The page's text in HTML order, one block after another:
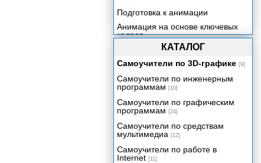
Подготовка к анимации
Анимация на основе ключевых
кадров
Использование захвата движения
Сводим все вместе
Заключение
КАТАЛОГ
Самоучители по 3D-графике [9]
Самоучители по инженерным
программам [10]
Самоучители по графическим
программам [24]
Самоучители по средствам
мультимедиа [12]
Самоучители по работе в
Internet [11]